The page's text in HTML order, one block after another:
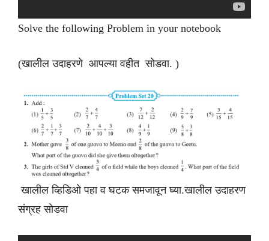
Solve the following Problem in your notebook
(खालील उदाहरणे आपल्या वहीत सोडवा. )
खालील व्हिडिओ पहा व घटक समजावून घ्या.खालील उदाहरण
संग्रह सोडवा